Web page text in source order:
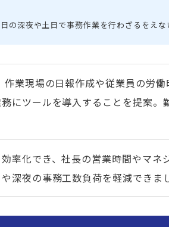
の深夜や土日で事務作業を行わざるをえな
作業現場の日報作成や従業員の労
にツールを導入することを提案
率化でき、社長の営業時間やマネ
深夜の事務工数負荷を軽減できま